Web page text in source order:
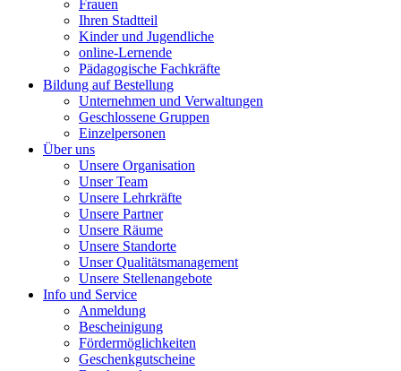
Frauen
Ihren Stadtteil
Kinder und Jugendliche
online-Lernende
Pädagogische Fachkräfte
Bildung auf Bestellung
Unternehmen und Verwaltungen
Geschlossene Gruppen
Einzelpersonen
Über uns
Unsere Organisation
Unser Team
Unsere Lehrkräfte
Unsere Partner
Unsere Räume
Unsere Standorte
Unser Qualitätsmanagement
Unsere Stellenangebote
Info und Service
Anmeldung
Bescheinigung
Fördermöglichkeiten
Geschenkgutscheine